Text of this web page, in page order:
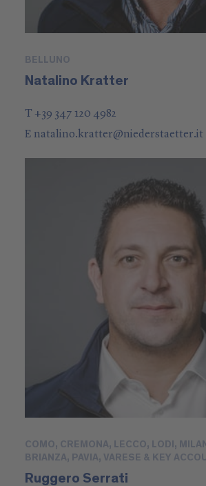
BELLUNO
Natalino Kratter
T +39 347 120 4982
E natalino.kratter@niederstaetter.it
COMO, CREMONA, LECCO, LODI,
BRIANZA, PAVIA, VARESE & KEY
Ruggero Serrati